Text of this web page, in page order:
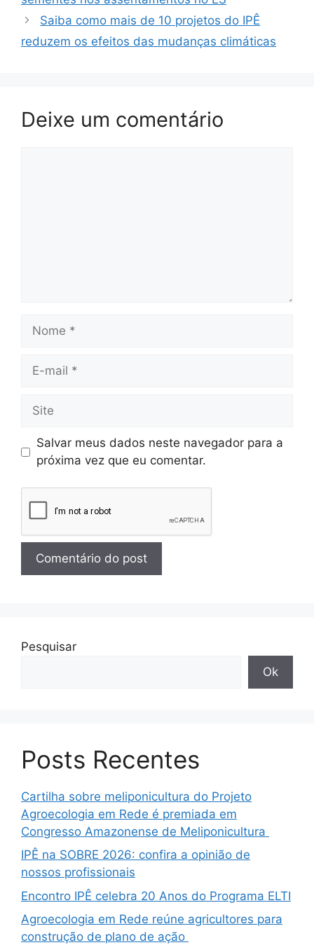
Saiba como mais de 10 projetos do IPÊ
reduzem os efeitos das mudanças climáticas
Deixe um comentário
Salvar meus dados neste navegador para a
próxima vez que eu comentar.
Pesquisar
Ok
Posts Recentes
Cartilha sobre meliponicultura do Projeto
Agroecologia em Rede é premiada em
Congresso Amazonense de Meliponicultura
IPÊ na SOBRE 2026: confira a opinião de
nossos profissionais
Encontro IPÊ celebra 20 Anos do Programa ELTI
Agroecologia em Rede reúne agricultores para
construção de plano de ação